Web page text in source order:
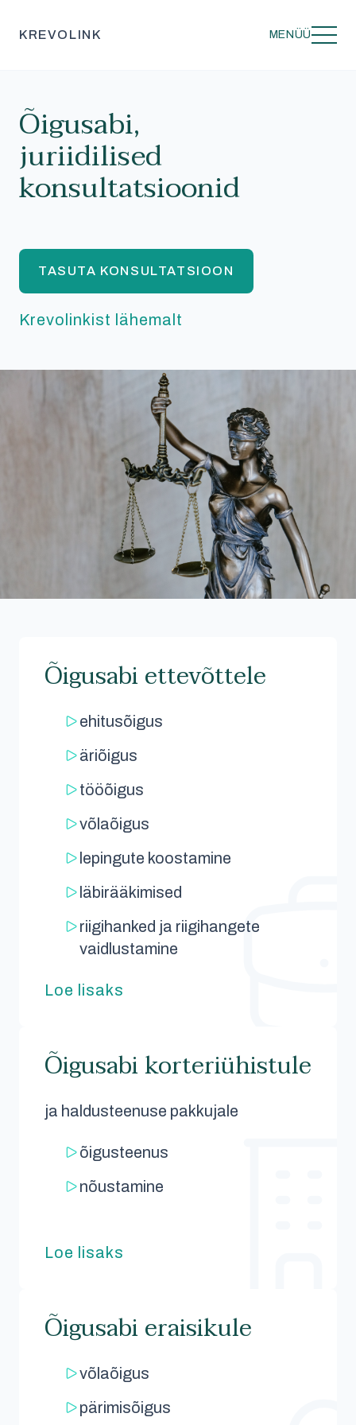
KREVOLINK MENÜÜ
Õigusabi,
juriidilised
konsultatsioonid
TASUTA KONSULTATSIOON
Krevolinkist lähemalt
Õigusabi ettevõttele
ehitusõigus
äriõigus
tööõigus
võlaõigus
lepingute koostamine
läbirääkimised
riigihanked ja riigihangete
vaidlustamine
Loe lisaks
Õigusabi korteriühistule
ja haldusteenuse pakkujale
õigusteenus
nõustamine
Loe lisaks
Õigusabi eraisikule
võlaõigus
pärimisõigus